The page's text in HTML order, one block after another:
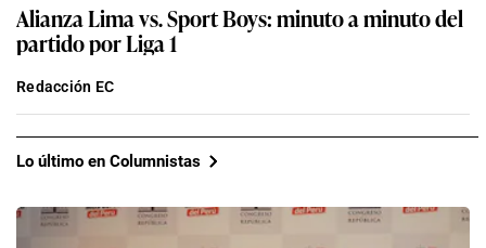
Alianza Lima vs. Sport Boys: minuto a minuto del
partido por Liga 1
Redacción EC
Lo último en Columnistas